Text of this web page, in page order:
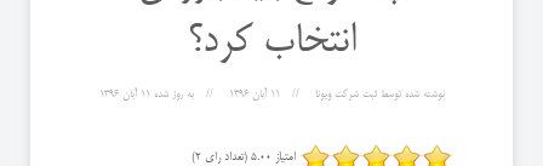
انتخاب کرد؟
نوشته شده توسطثبت شرکت ویونا 11 آبان 1396 به روز شده 11 آبان 1396
امتیاز 5.00 (تعداد رای 2)